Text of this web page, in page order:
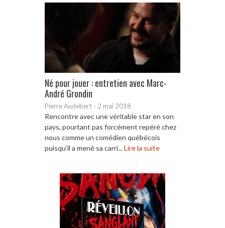
Né pour jouer : entretien avec Marc-
André Grondin
Pierre Audebert - 2 mai 2018
Rencontre avec une véritable star en son
pays, pourtant pas forcément repéré chez
nous comme un comédien québécois
puisqu’il a mené sa carri...Lire la suite